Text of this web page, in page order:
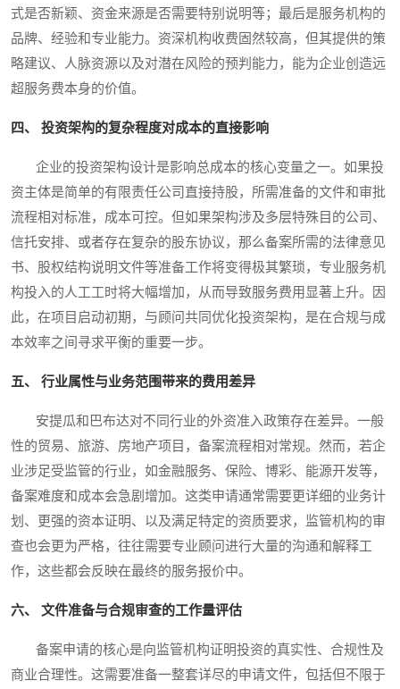
式是否新颖、资金来源是否需要特别说明等；最后是服务机构的
品牌、经验和专业能力。资深机构收费固然较高，但其提供的策
略建议、人脉资源以及对潜在风险的预判能力，能为企业创造远
超服务费本身的价值。
四、 投资架构的复杂程度对成本的直接影响
企业的投资架构设计是影响总成本的核心变量之一。如果投
资主体是简单的有限责任公司直接持股，所需准备的文件和审批
流程相对标准，成本可控。但如果架构涉及多层特殊目的公司、
信托安排、或者存在复杂的股东协议，那么备案所需的法律意见
书、股权结构说明文件等准备工作将变得极其繁琐，专业服务机
构投入的人工工时将大幅增加，从而导致服务费用显著上升。因
此，在项目启动初期，与顾问共同优化投资架构，是在合规与成
本效率之间寻求平衡的重要一步。
五、 行业属性与业务范围带来的费用差异
安提瓜和巴布达对不同行业的外资准入政策存在差异。一般
性的贸易、旅游、房地产项目，备案流程相对常规。然而，若企
业涉足受监管的行业，如金融服务、保险、博彩、能源开发等，
备案难度和成本会急剧增加。这类申请通常需要更详细的业务计
划、更强的资本证明、以及满足特定的资质要求，监管机构的审
查也会更为严格，往往需要专业顾问进行大量的沟通和解释工
作，这些都会反映在最终的服务报价中。
六、 文件准备与合规审查的工作量评估
备案申请的核心是向监管机构证明投资的真实性、合规性及
商业合理性。这需要准备一整套详尽的申请文件，包括但不限于